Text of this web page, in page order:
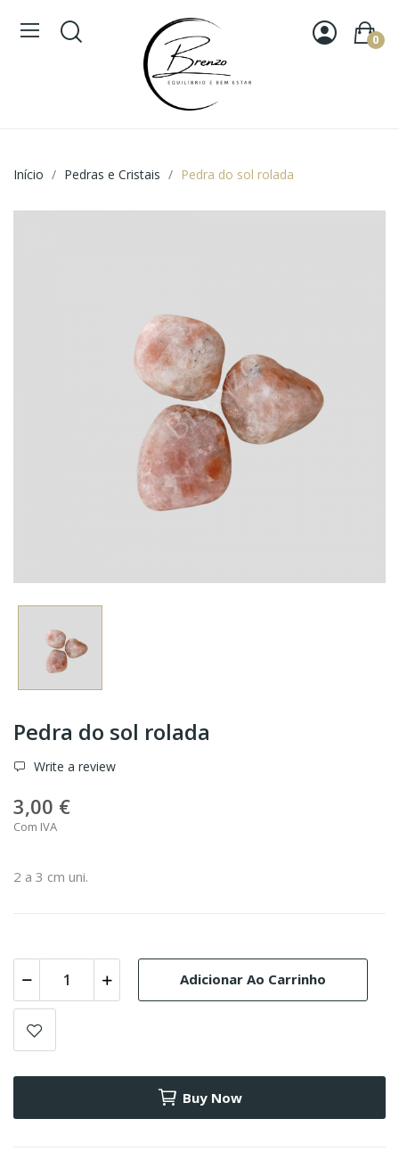
0
Início Pedras e Cristais Pedra do sol rolada
Pedra do sol rolada
Write a review
3,00 €
Com IVA
2 a 3 cm uni.
Adicionar Ao Carrinho
Buy Now